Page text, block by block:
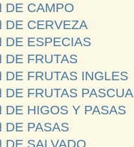
DE CAMPO
DE CERVEZA
DE ESPECIAS
DE FRUTAS
DE FRUTAS INGLES
DE FRUTAS PASCUA
DE HIGOS Y PASAS
DE PASAS